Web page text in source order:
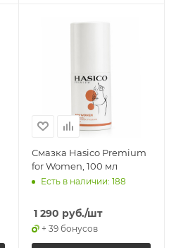
Смазка Hasico Premium
for Women, 100 мл
Есть в наличии: 188
1 290 руб./шт
+ 39 бонусов